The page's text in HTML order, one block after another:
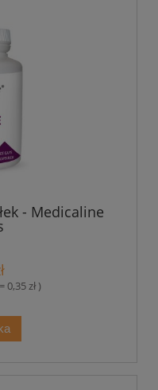
- Medicaline
0,35 zł )